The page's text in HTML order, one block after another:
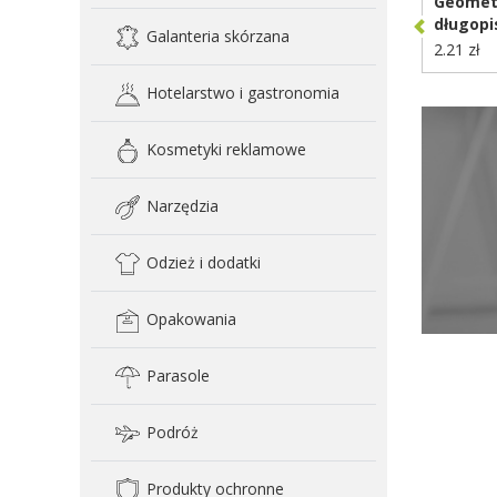
Galanteria skórzana
Hotelarstwo i gastronomia
Kosmetyki reklamowe
Narzędzia
Odzież i dodatki
Opakowania
Parasole
Podróż
Produkty ochronne
2.21 zł